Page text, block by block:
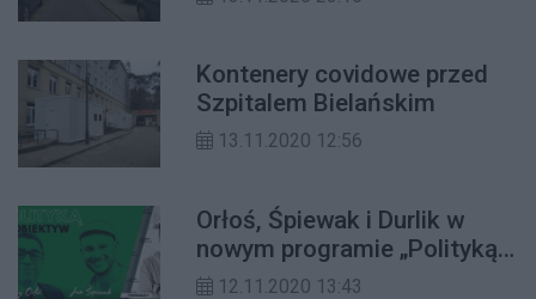
Kontenery covidowe przed
Szpitalem Bielańskim
13.11.2020 12:56
Orłoś, Śpiewak i Durlik w
nowym programie „Polityką
w obiektyw”
12.11.2020 13:43